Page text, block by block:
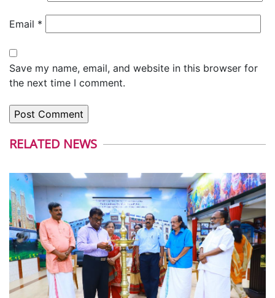
Email *
Save my name, email, and website in this browser for
the next time I comment.
RELATED NEWS